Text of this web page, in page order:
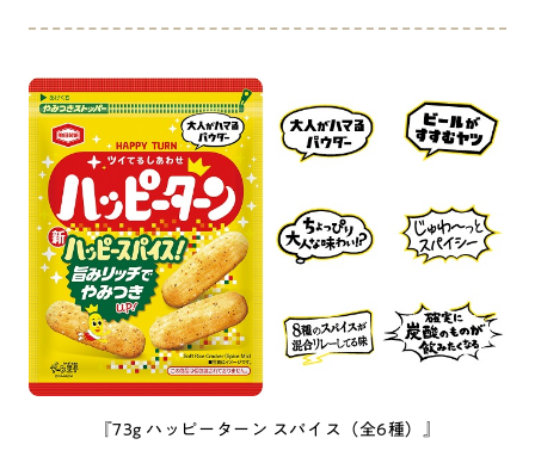
『73g ハッピーターン スパイス（全6種）』